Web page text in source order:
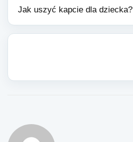
Jak uszyć kapcie dla dziecka?